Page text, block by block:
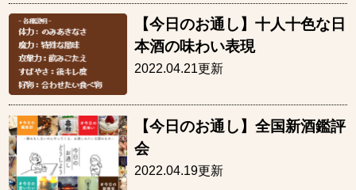
【今日のお通し】十人十色な日
本酒の味わい表現
2022.04.21更新
【今日のお通し】全国新酒鑑評
会
2022.04.19更新